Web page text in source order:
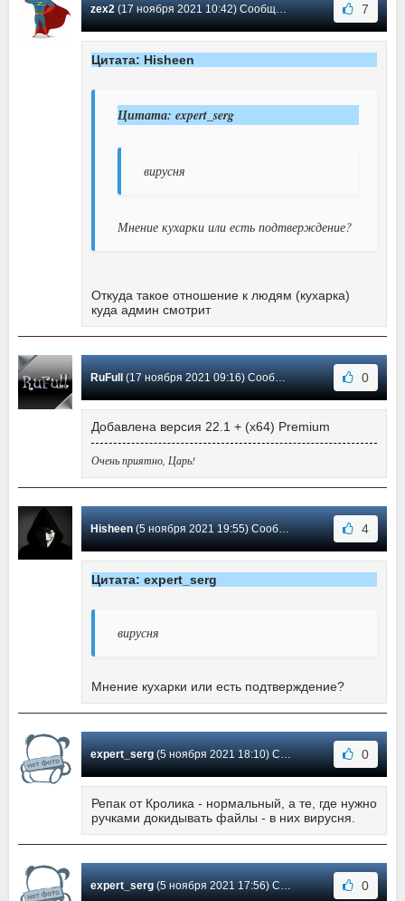
zex2(17 ноября 2021 10:42) Сообщение #534 7
Цитата: Hisheen
Цитата: expert_serg
вирусня
Мнение кухарки или есть подтверждение?
Откуда такое отношение к людям (кухарка)
куда админ смотрит
RuFull (17 ноября 2021 09:16) Сообщение #533 0
Добавлена версия 22.1 + (x64) Premium
Очень приятно, Царь!
Hisheen(5 ноября 2021 19:55) Сообщение #532 4
Цитата: expert_serg
вирусня
Мнение кухарки или есть подтверждение?
expert_serg(5 ноября 2021 18:10) Сообщение #531 0
Репак от Кролика - нормальный, а те, где нужно
ручками докидывать файлы - в них вирусня.
expert_serg(5 ноября 2021 17:56) Сообщение #530 0